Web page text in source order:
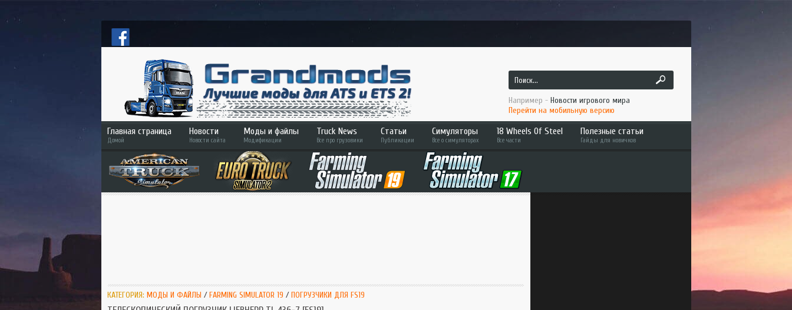
Например - Новости игрового мира
Перейти на мобильную версию
Главная страница
Домой
Новости
Новости сайта
Моды и файлы
Модификации
ETS 2
ATS
Truck News
Все про грузовики
Статьи
Публикации
Симуляторы
Все о симуляторах
ATS
Bus Simulator
Симуляторы
18 Wheels Of Steel
Все части
Hard Truck
Across America
Extreme Trucker 2
Полезные статьи
Гайды для новичков
КАТЕГОРИЯ: МОДЫ И ФАЙЛЫ /FARMING SIMULATOR 19 /ПОГРУЗЧИКИ ДЛЯ FS19